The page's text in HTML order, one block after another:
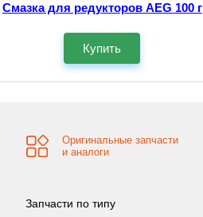
Смазка для редукторов AEG 100 г
Купить
Оригинальные запчасти
и аналоги
Запчасти по типу